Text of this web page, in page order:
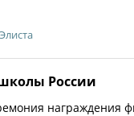
России
награждения